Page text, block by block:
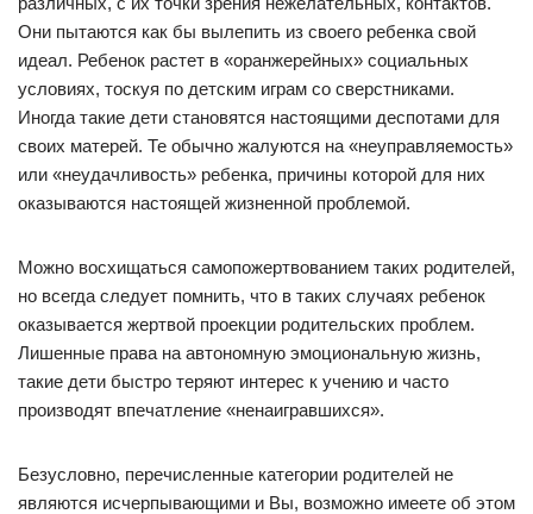
Они пытаются как бы вылепить из своего ребенка свой
идеал. Ребенок растет в «оранжерейных» социальных
условиях, тоскуя по детским играм со сверстниками.
Иногда такие дети становятся настоящими деспотами для
своих матерей. Те обычно жалуются на «неуправляемость»
или «неудачливость» ребенка, причины которой для них
оказываются настоящей жизненной проблемой.
Можно восхищаться самопожертвованием таких родителей,
но всегда следует помнить, что в таких случаях ребенок
оказывается жертвой проекции родительских проблем.
Лишенные права на автономную эмоциональную жизнь,
такие дети быстро теряют интерес к учению и часто
производят впечатление «ненаигравшихся».
Безусловно, перечисленные категории родителей не
являются исчерпывающими и Вы, возможно имеете об этом